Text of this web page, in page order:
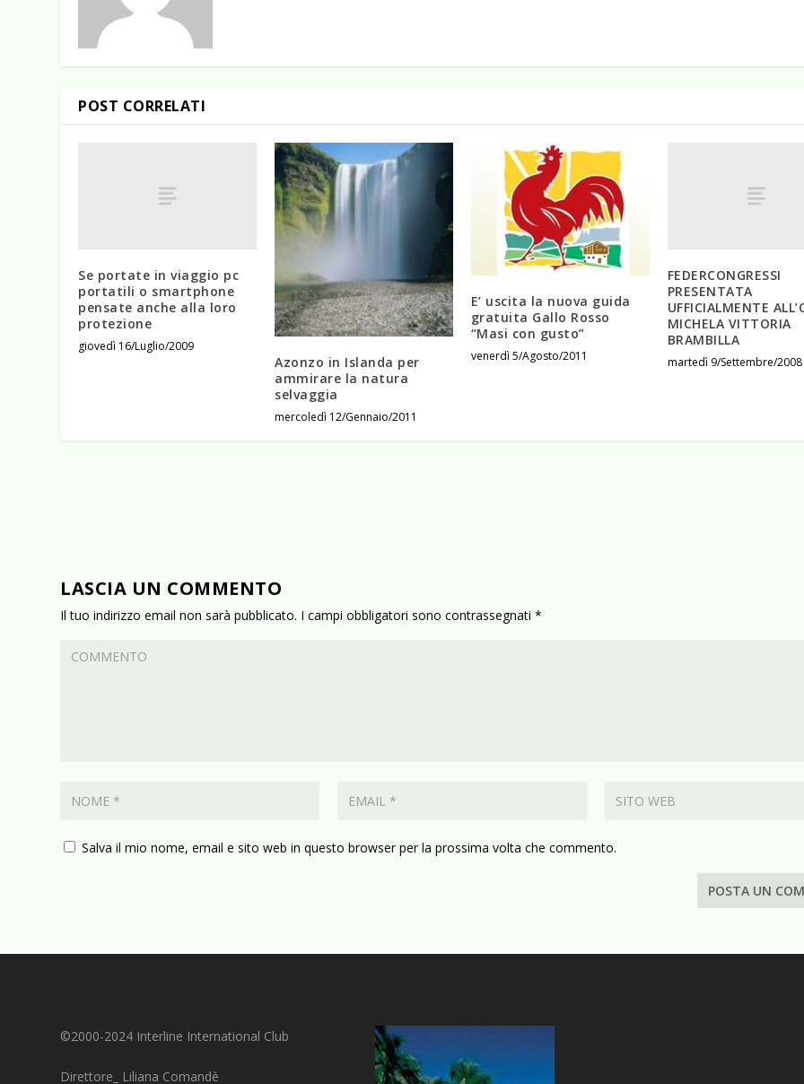
POST CORRELATI
Se portate in viaggio pc
portatili o smartphone
pensate anche alla loro
protezione
giovedì 16/Luglio/2009
Azonzo in Islanda per
ammirare la natura
selvaggia
mercoledì 12/Gennaio/2011
E’ uscita la nuova guida
gratuita Gallo Rosso
“Masi con gusto”
venerdì 5/Agosto/2011
FEDERCONGRESSI
PRESENTATA
UFFICIALMENTE
MICHELA VITTORIA
BRAMBILLA
martedì 9/Settembre/2008
LASCIA UN COMMENTO
Il tuo indirizzo email non sarà pubblicato. I campi obbligatori sono contrassegnati*
Salva il mio nome, email e sito web in questo browser per la prossima volta che commento.
©2000-2024 Interline International Club
Direttore_ Liliana Comandè